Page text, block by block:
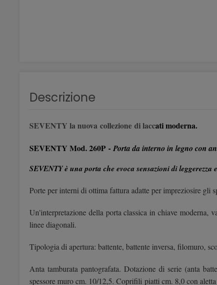
Descrizione
SEVENTY la nuova collezione di laccati moderna.
SEVENTY Mod. 260P -Porta da interno in legno con
SEVENTY è una porta che evoca sensazioni di
Porte per interni di ottima fattura adatte per impreziosire gli
Un'interpretazione della porta classica in chiave moderna,
linee diagonali.
Tipologia di apertura: battente, battente inversa, filomuro,
Anta tamburata pantografata. Dotazione di serie (anta
spessore muro cm. 10/12,5. Coprifili piatti cm. 8,0 con